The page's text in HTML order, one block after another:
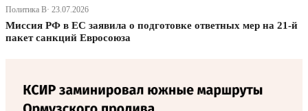
Политика В· 23.07.2026
Миссия РФ в ЕС заявила о подготовке ответных мер на 21-й
пакет санкций Евросоюза